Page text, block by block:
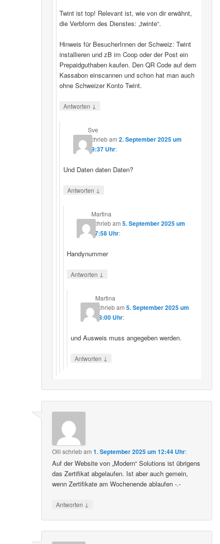
Twint ist top! Relevant ist, wie von dir erwähnt,
die Verbform des Dienstes: „twinte“.
Hinweis für BesucherInnen der Schweiz: Twint
installieren und zB im Coop oder der Post ein
Prepaidguthaben kaufen. Den QR Code auf dem
Kassabon einscannen und schon hat man auch
ohne Schweizer Konto Twint.
Antworten ↓
Sve
schriebam 2. September 2025 um
19:37 Uhr:
Und Daten daten Daten?
Antworten ↓
Martina
schriebam5. September 2025 um
17:58 Uhr:
Handynummer
Antworten ↓
Martina
schriebam 5. September 2025 um
18:00 Uhr:
und Ausweis muss angegeben werden.
Antworten ↓
Olli schriebam1. September 2025 um 12:44 Uhr:
Auf der Website von „Modern“ Solutions ist übrigens
das Zertifikat abgelaufen. Ist aber auch gemein,
wenn Zertifikate am Wochenende ablaufen -.-
Antworten ↓